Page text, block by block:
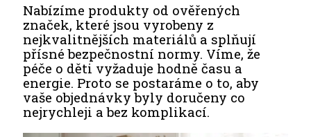
Nabízíme produkty od ověřených
značek, které jsou vyrobeny z
nejkvalitnějších materiálů a splňují
přísné bezpečnostní normy. Víme, že
péče o děti vyžaduje hodně času a
energie. Proto se postaráme o to, aby
vaše objednávky byly doručeny co
nejrychleji a bez komplikací.